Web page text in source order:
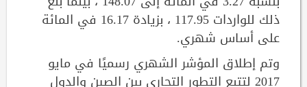
ذلك للواردات 117.95 ، بزيادة 16.17 في المائة
على أساس شهري.
وتم إطلاق المؤشر الشهري رسميًا في مايو
2017 لتتبع التطور التجاري بين الصين والدول